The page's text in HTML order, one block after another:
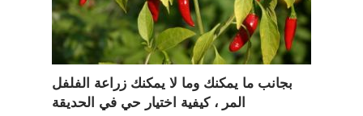
بجانب ما يمكنك وما لا يمكنك زراعة الفلفل
المر ، كيفية اختيار حي في الحديقة